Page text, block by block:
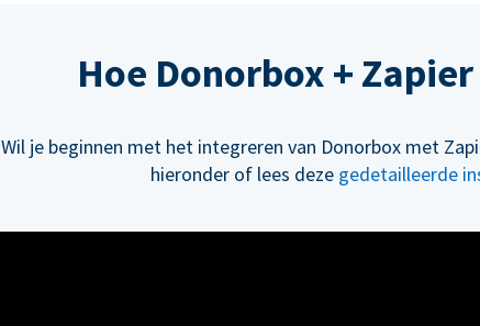
Hoe Donorbox +
Wil je beginnen met het integreren van Donorbox met
hieronder of lees deze gedetailleerde